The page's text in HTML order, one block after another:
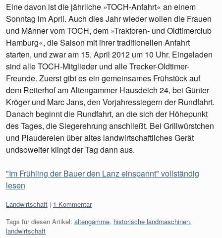
Eine davon ist die jährliche »TOCH-Anfahrt« an einem
Sonntag im April. Auch dies Jahr wieder wollen die Frauen
und Männer vom TOCH, dem »Traktoren- und Oldtimerclub
Hamburg«, die Saison mit ihrer traditionellen Anfahrt
starten, und zwar am 15. April 2012 um 10 Uhr. Eingeladen
sind alle TOCH-Mitglieder und alle Trecker-Oldtimer-
Freunde. Zuerst gibt es ein gemeinsames Frühstück auf
dem Reiterhof am Altengammer Hausdeich 24, bei Günter
Kröger und Marc Jans, den Vorjahressiegern der Rundfahrt.
Danach beginnt die Rundfahrt, an die sich der Höhepunkt
des Tages, die Siegerehrung anschließt. Bei Grillwürstchen
und Plaudereien über altes landwirtschaftliches Gerät
undsoweiter klingt der Tag dann aus.
"Im Frühling der Bauer den Lanz einspannt" vollständig
lesen
Kategorien:
Landwirtschaft
1 Kommentar
Tags für diesen Artikel: altengamme, historische landmaschinen,
landwirtschaft